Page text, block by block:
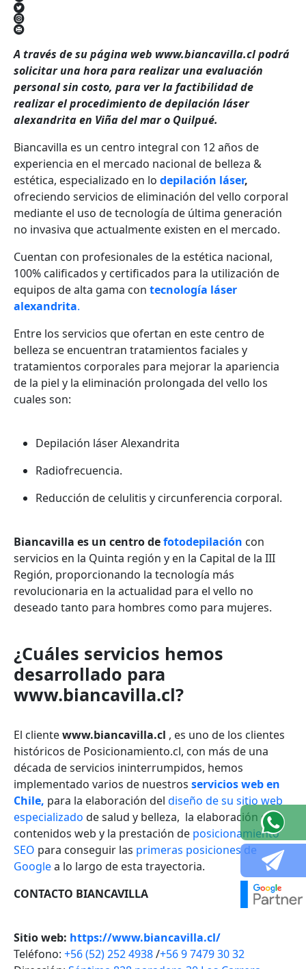
A través de su página web www.biancavilla.cl podrá
solicitar una hora para realizar una evaluación
personal sin costo, para ver la factibilidad de
realizar el procedimiento de depilación láser
alexandrita en Viña del mar o Quilpué.
Biancavilla es un centro integral con 12 años de
experiencia en el mercado nacional de belleza &
estética, especializado en lo depilación láser,
ofreciendo servicios de eliminación del vello corporal
mediante el uso de tecnología de última generación
no invasiva que actualmente existen en el mercado.
Cuentan con profesionales de la estética nacional,
100% calificados y certificados para la utilización de
equipos de alta gama con tecnología láser
alexandrita.
Entre los servicios que ofertan en este centro de
belleza se encuentran tratamientos faciales y
tratamientos corporales para mejorar la apariencia
de la piel y la eliminación prolongada del vello los
cuales son:
Depilación láser Alexandrita
Radiofrecuencia.
Reducción de celulitis y circunferencia corporal.
Biancavilla es un centro defotodepilación con
servicios en la Quinta región y en la Capital de la III
Región, proporcionando la tecnología más
revolucionaria en la actualidad para el vello no
deseado tanto para hombres como para mujeres.
¿Cuáles servicios hemos
desarrollado para
www.biancavilla.cl?
El clientewww.biancavilla.cl , es uno de los clientes
históricos de Posicionamiento.cl, con más de una
década de servicios ininterrumpidos, hemos
implementado varios de nuestros servicios web en
Chile, para la elaboración del diseño de su sitio web
especializado de salud y belleza, la elaboración de
contenidos web y la prestación de posicionamiento
SEO para conseguir las primeras posiciones de
Googlea lo largo de esta trayectoria.
CONTACTO BIANCAVILLA
Sitio web: https://www.biancavilla.cl/
Teléfono: +56 (52) 252 4938/+56 9 7479 30 32